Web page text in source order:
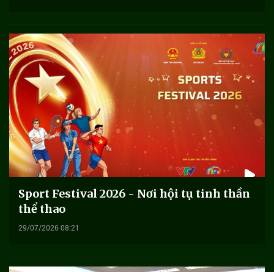
Sport Festival 2026 - Nơi hội tụ tinh thần
thể thao
29/07/2026 08:21